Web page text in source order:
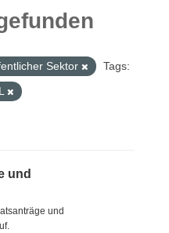
Sektor
Tags:
und
und